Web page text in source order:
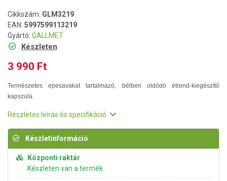
Cikkszám: GLM3219
EAN: 5997599113219
Gyártó: GALLMET
Készleten
3 990 Ft
Természetes epesavakat tartalmazó, bélben oldódó étrend-kiegészítő
kapszula.
Részletes leírás és specifikáció
Készletinformáció
Központi raktár
Készleten van a termék